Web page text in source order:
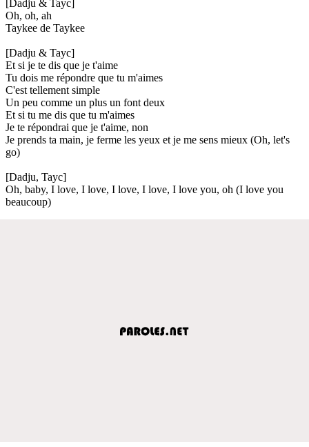
[Dadju & Tayc]
Oh, oh, ah
Taykee de Taykee
[Dadju & Tayc]
Et si je te dis que je t'aime
Tu dois me répondre que tu m'aimes
C'est tellement simple
Un peu comme un plus un font deux
Et si tu me dis que tu m'aimes
Je te répondrai que je t'aime, non
Je prends ta main, je ferme les yeux et je me sens mieux (Oh, let's
go)
[Dadju, Tayc]
Oh, baby, I love, I love, I love, I love, I love you, oh (I love you
beaucoup)